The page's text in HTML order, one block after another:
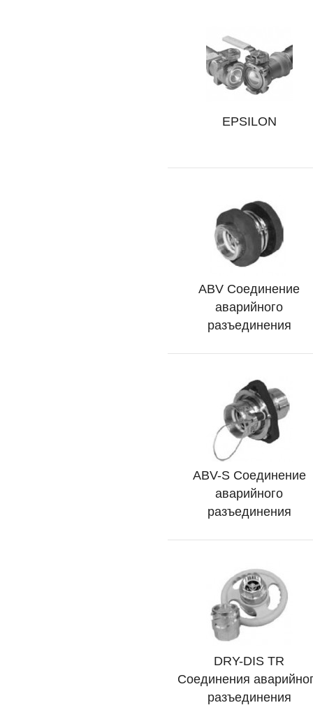
Подробно
EPSILON
Подробно
ABV Соединение
аварийного
разъединения
Подробно
ABV-S Соединение
аварийного
разъединения
Подробно
DRY-DIS TR
Соединения
разъединения